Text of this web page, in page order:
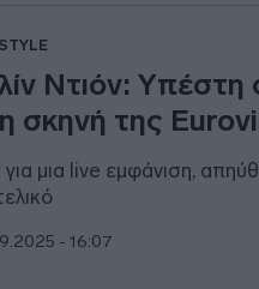
Ντιόν: Υπέστη
σκηνή της
για μια live εμφάνιση,
- 16:07